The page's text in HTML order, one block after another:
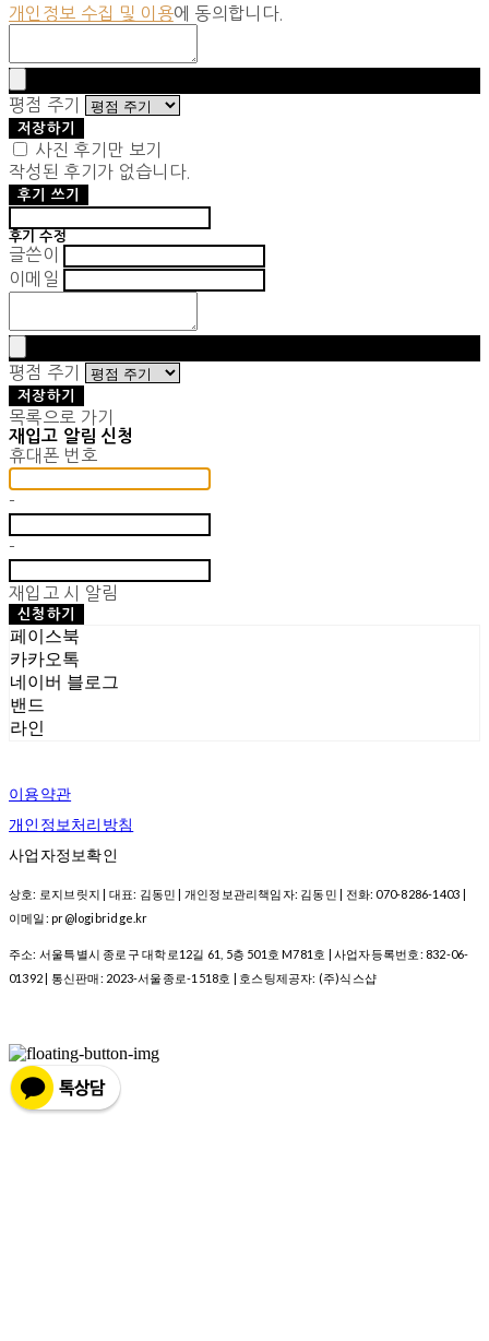
개인정보 수집 및 이용에 동의합니다.
평점 주기
저장하기
사진 후기만 보기
작성된 후기가 없습니다.
후기 쓰기
후기 수정
글쓴이
이메일
평점 주기
저장하기
목록으로 가기
재입고 알림 신청
휴대폰 번호
-
-
재입고 시 알림
신청하기
페이스북
카카오톡
네이버 블로그
밴드
라인
이용약관
개인정보처리방침
사업자정보확인
상호: 로지브릿지 | 대표: 김동민 | 개인정보관리책임자: 김동민 | 전화: 070-8286-1403 |
이메일: pr@logibridge.kr
주소: 서울특별시 종로구 대학로12길 61, 5층 501호 M781호 | 사업자등록번호: 832-06-
01392 | 통신판매: 2023-서울종로-1518호 | 호스팅제공자: (주)식스샵